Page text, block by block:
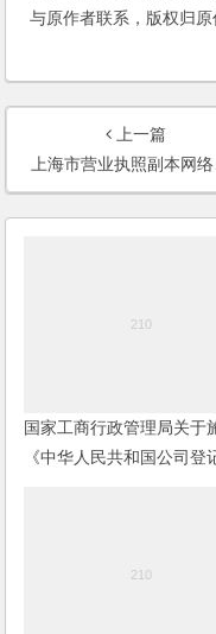
与原作者联系，版权归原
上一篇
上海市营业执照副本网络版管理试行办法
国家工商行政管理局关于
《中华人民共和国公司登